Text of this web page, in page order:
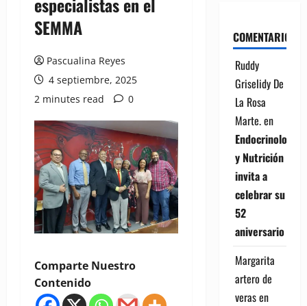
SEMMA
Pascualina Reyes
4 septiembre, 2025
2 minutes read
0
Comparte Nuestro
Contenido
COMENTARIOS
Ruddy
Griselidy De
La Rosa
Marte.en
Endocrinología
y Nutrición
invita a
celebrar su
52
aniversario
Margarita
artero de
verasen